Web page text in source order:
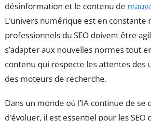
désinformation et le contenu de
L’univers numérique est en constante
professionnels du SEO doivent être
s’adapter aux nouvelles normes tout
contenu qui respecte les attentes des
des moteurs de recherche.
Dans un monde où l’IA continue de se
d’évoluer, il est essentiel pour les SEO